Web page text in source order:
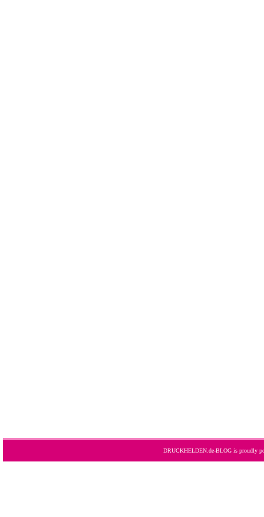
DRUCKHELDEN.de-BLOG is proudly